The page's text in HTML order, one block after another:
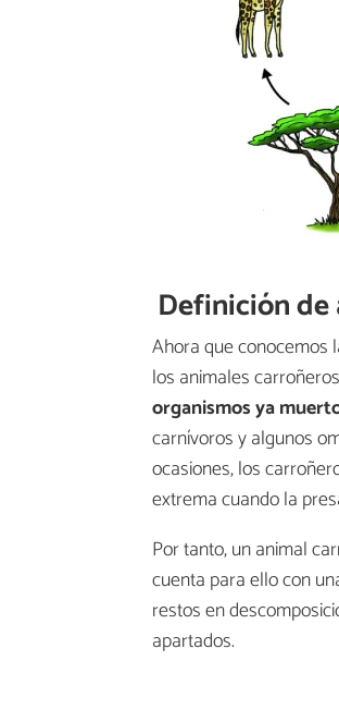
Definición
Ahora que conocemos
los animales
organismos ya
carnívoros y algunos
ocasiones, los
extrema cuando la
Por tanto, un animal
cuenta para ello con
restos en
apartados.